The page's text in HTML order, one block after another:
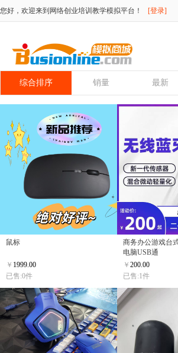
您好，欢迎来到网络创业培训教学模拟平台！ [登录]
综合排序 销量 最新
鼠标
￥ 1999.00
已售:0件
商务办公游戏台
电脑USB通
￥ 200.00
已售:1件